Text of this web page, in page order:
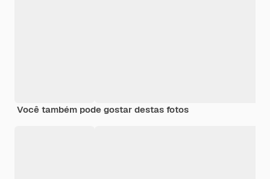
Você também pode gostar destas fotos